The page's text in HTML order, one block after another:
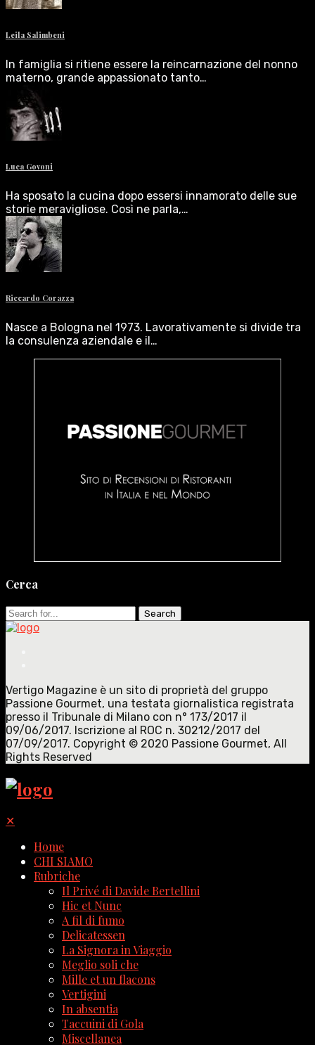
Leila Salimbeni
In famiglia si ritiene essere la reincarnazione del nonno
materno, grande appassionato tanto…
Luca Govoni
Ha sposato la cucina dopo essersi innamorato delle sue
storie meravigliose. Così ne parla,…
Riccardo Corazza
Nasce a Bologna nel 1973. Lavorativamente si divide tra
la consulenza aziendale e il…
Cerca
Search
for:
Vertigo Magazine è un sito di proprietà del gruppo
Passione Gourmet, una testata giornalistica registrata
presso il Tribunale di Milano con n° 173/2017 il
09/06/2017. Iscrizione al ROC n. 30212/2017 del
07/09/2017. Copyright © 2020 Passione Gourmet, All
Rights Reserved
✕
Home
CHI SIAMO
Rubriche
Il Privé di Davide Bertellini
Hic et Nunc
A fil di fumo
Delicatessen
La Signora in Viaggio
Meglio soli che
Mille et un flacons
Vertigini
In absentia
Taccuini di Gola
Miscellanea